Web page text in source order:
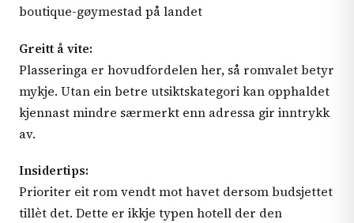
boutique-gøymestad på landet
Greitt å vite:
Plasseringa er hovudfordelen her, så romvalet betyr
mykje. Utan ein betre utsiktskategori kan opphaldet
kjennast mindre særmerkt enn adressa gir inntrykk
av.
Insidertips:
Prioriter eit rom vendt mot havet dersom budsjettet
tillèt det. Dette er ikkje typen hotell der den